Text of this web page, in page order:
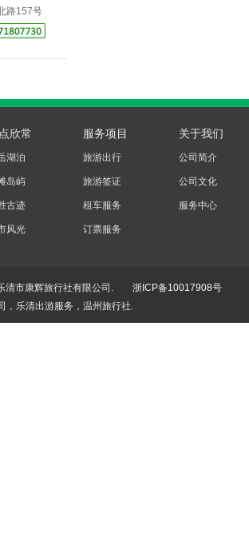
路157号
欣常
湖泊
岛屿
古迹
风光
服务项目
旅游出行
旅游签证
租车服务
订票服务
关于我们
公司简介
公司文化
服务中心
清市康辉旅行社有限公司. 浙ICP备10017908号
，乐清出游服务，温州旅行社.